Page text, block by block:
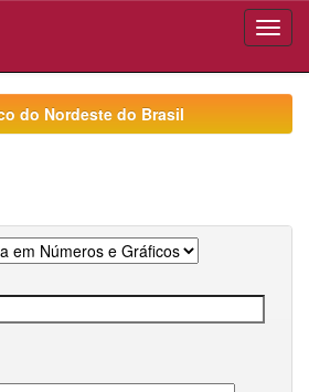
do Nordeste do Brasil